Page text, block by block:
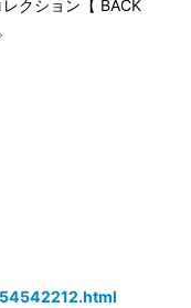
クション【 BACK